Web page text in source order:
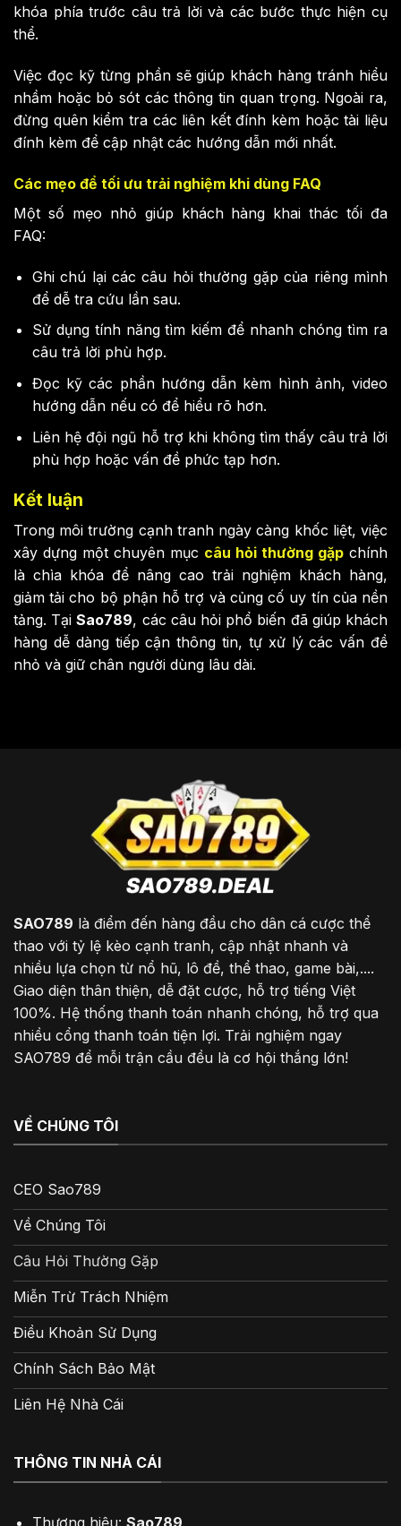
khóa phía trước câu trả lời và các bước thực hiện cụ
thể.
Việc đọc kỹ từng phần sẽ giúp khách hàng tránh hiểu
nhầm hoặc bỏ sót các thông tin quan trọng. Ngoài ra,
đừng quên kiểm tra các liên kết đính kèm hoặc tài liệu
đính kèm để cập nhật các hướng dẫn mới nhất.
Các mẹo để tối ưu trải nghiệm khi dùng FAQ
Một số mẹo nhỏ giúp khách hàng khai thác tối đa
FAQ:
Ghi chú lại các câu hỏi thường gặp của riêng mình
để dễ tra cứu lần sau.
Sử dụng tính năng tìm kiếm để nhanh chóng tìm ra
câu trả lời phù hợp.
Đọc kỹ các phần hướng dẫn kèm hình ảnh, video
hướng dẫn nếu có để hiểu rõ hơn.
Liên hệ đội ngũ hỗ trợ khi không tìm thấy câu trả lời
phù hợp hoặc vấn đề phức tạp hơn.
Kết luận
Trong môi trường cạnh tranh ngày càng khốc liệt, việc
xây dựng một chuyên mục câu hỏi thường gặp chính
là chìa khóa để nâng cao trải nghiệm khách hàng,
giảm tải cho bộ phận hỗ trợ và củng cố uy tín của nền
tảng. TạiSao789, các câu hỏi phổ biến đã giúp khách
hàng dễ dàng tiếp cận thông tin, tự xử lý các vấn đề
nhỏ và giữ chân người dùng lâu dài.
SAO789 là điểm đến hàng đầu cho dân cá cược thể
thao với tỷ lệ kèo cạnh tranh, cập nhật nhanh và
nhiều lựa chọn từ nổ hũ, lô đề, thể thao, game bài,....
Giao diện thân thiện, dễ đặt cược, hỗ trợ tiếng Việt
100%. Hệ thống thanh toán nhanh chóng, hỗ trợ qua
nhiều cổng thanh toán tiện lợi. Trải nghiệm ngay
SAO789 để mỗi trận cầu đều là cơ hội thắng lớn!
VỀ CHÚNG TÔI
CEO Sao789
Về Chúng Tôi
Câu Hỏi Thường Gặp
Miễn Trừ Trách Nhiệm
Điều Khoản Sử Dụng
Chính Sách Bảo Mật
Liên Hệ Nhà Cái
THÔNG TIN NHÀ CÁI
Thương hiệu: Sao789